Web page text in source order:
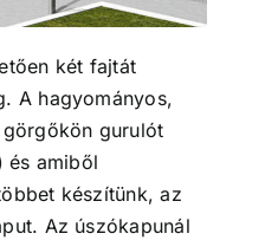
két fajtát
A hagyományos,
gurulót
és amiből
készítünk, az
Az úszókapunál